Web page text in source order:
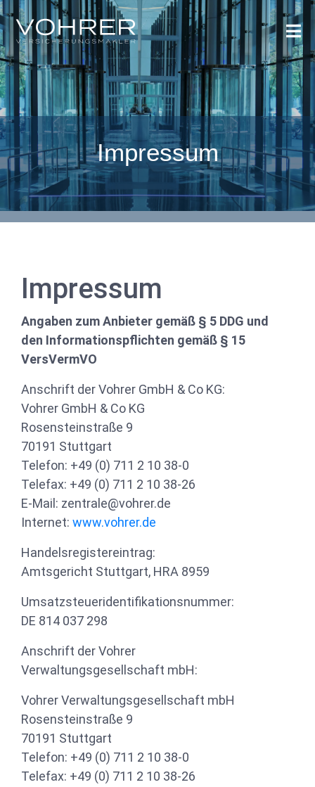
Impressum
Impressum
Angaben zum Anbieter gemäß § 5 DDG und
den Informationspflichten gemäß § 15
VersVermVO
Anschrift der Vohrer GmbH & Co KG:
Vohrer GmbH & Co KG
Rosensteinstraße 9
70191 Stuttgart
Telefon: +49 (0) 711 2 10 38-0
Telefax: +49 (0) 711 2 10 38-26
E-Mail: zentrale@vohrer.de
Internet: www.vohrer.de
Handelsregistereintrag:
Amtsgericht Stuttgart, HRA 8959
Umsatzsteueridentifikationsnummer:
DE 814 037 298
Anschrift der Vohrer
Verwaltungsgesellschaft mbH:
Vohrer Verwaltungsgesellschaft mbH
Rosensteinstraße 9
70191 Stuttgart
Telefon: +49 (0) 711 2 10 38-0
Telefax: +49 (0) 711 2 10 38-26